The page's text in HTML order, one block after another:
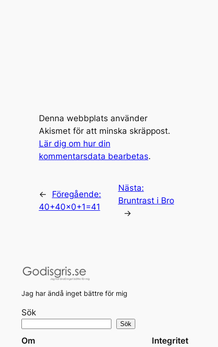
Denna webbplats använder
Akismet för att minska skräppost.
Lär dig om hur din
kommentarsdata bearbetas.
←
Föregående:
40+40×0+1=41
Nästa:
Bruntrast i Bro
→
Jag har ändå inget bättre för mig
Sök
Sök
Om Integritet